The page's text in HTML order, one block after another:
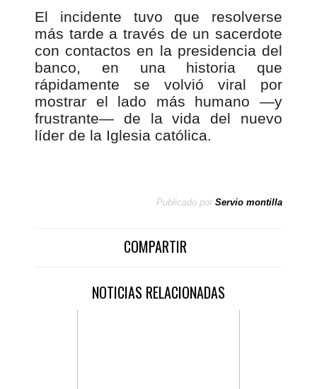
El incidente tuvo que resolverse
más tarde a través de un sacerdote
con contactos en la presidencia del
banco, en una historia que
rápidamente se volvió viral por
mostrar el lado más humano —y
frustrante— de la vida del nuevo
líder de la Iglesia católica.
Publicado por Servio montilla
COMPARTIR
NOTICIAS RELACIONADAS